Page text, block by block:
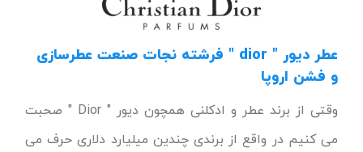
عطر دیور " dior " فرشته نجات صنعت عطرسازی
و فشن اروپا
وقتی از برند عطر و ادکلنی همچون دیور " Dior " صحبت
می کنیم در واقع از برندی چندین میلیارد دلاری حرف می